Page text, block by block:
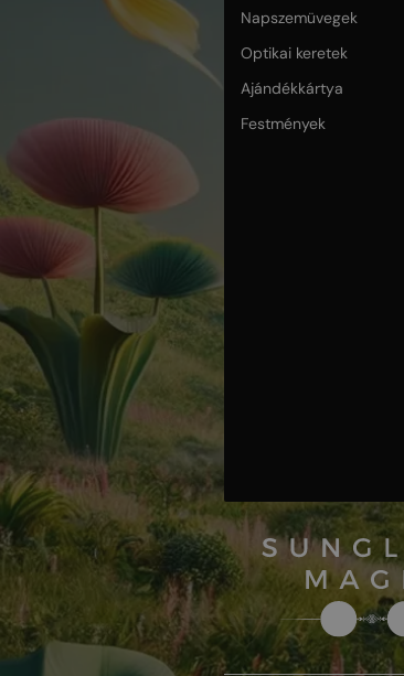
Napszemüvegek
Optikai keretek
Ajándékkártya
Festmények